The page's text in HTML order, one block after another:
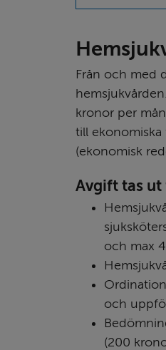
Från och med
kronor per
till ekonomiska
(ekonomisk
Avgift tas
och max
och
(200